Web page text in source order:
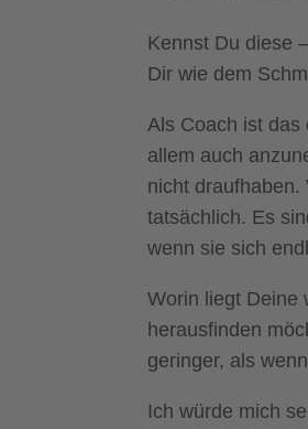
Kennst Du diese
Dir wie dem
Als Coach ist
allem auch
nicht
tatsächlich. Es
wenn sie sich
Worin liegt Deine
herausfinden
geringer, als
Ich würde mich